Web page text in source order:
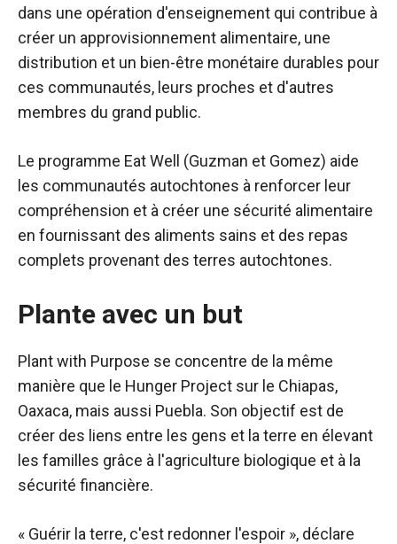
dans une opération d'enseignement qui contribue à
créer un approvisionnement alimentaire, une
distribution et un bien-être monétaire durables pour
ces communautés, leurs proches et d'autres
membres du grand public.
Le programme Eat Well (Guzman et Gomez) aide
les communautés autochtones à renforcer leur
compréhension et à créer une sécurité alimentaire
en fournissant des aliments sains et des repas
complets provenant des terres autochtones.
Plante avec un but
Plant with Purpose se concentre de la même
manière que le Hunger Project sur le Chiapas,
Oaxaca, mais aussi Puebla. Son objectif est de
créer des liens entre les gens et la terre en élevant
les familles grâce à l'agriculture biologique et à la
sécurité financière.
« Guérir la terre, c'est redonner l'espoir », déclare